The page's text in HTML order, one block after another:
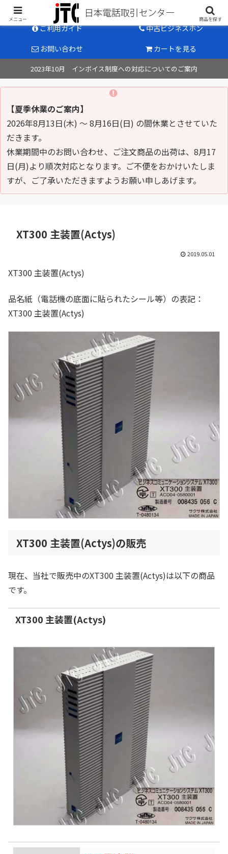
中古ビジネスホン販売のパイオニア
ご利用ガイド
中古ビジネスホン
お問い合わせ
カートを見る
2023年10月 インボイス制度への対応についてのご案内
【夏季休業のご案内】
2026年8月13日(木) ～ 8月16日(日) の間休業とさせていた
だきます。
休業期間中のお問い合わせ、ご注文商品の出荷は、8月17
日(月)より順次対応となります。ご不便をおかけいたしま
すが、ご了承いただきますようお願い申しあげます。
XT300 主装置(Actys)
2019.05.01
XT300 主装置(Actys)
品名紙（電話機の底面に貼られたシール等）の表記：
XT300 主装置(Actys)
XT300 主装置(Actys)の販売
現在、当社で販売中のXT300 主装置(Actys)は以下の商品
です。
XT300 主装置(Actys)
メニュー 商品を探す